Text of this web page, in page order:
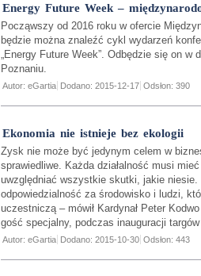
Energy Future Week –
Począwszy od 2016 roku w ofercie
będzie można znaleźć cykl wydarzeń
„Energy Future Week”. Odbędzie się on w
Poznaniu.
Autor: eGartia Dodano: 2015-12-17 Odsłon: 390
Ekonomia nie istnieje bez ekologii
Zysk nie może być jedynym celem w
sprawiedliwe. Każda działalność musi
uwzględniać wszystkie skutki, jakie niesie.
odpowiedzialność za środowisko i ludzi,
uczestniczą – mówił Kardynał Peter
gość specjalny, podczas inauguracji
Autor: eGartia Dodano: 2015-10-30 Odsłon: 443